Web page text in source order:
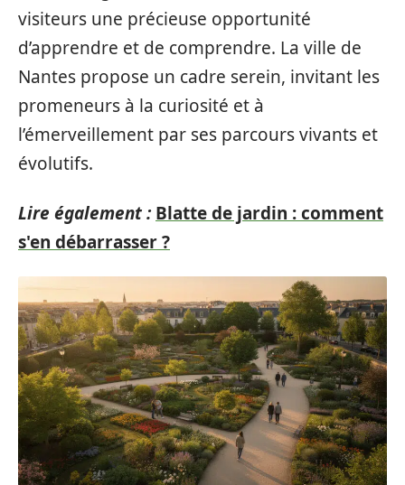
visiteurs une précieuse opportunité
d’apprendre et de comprendre. La ville de
Nantes propose un cadre serein, invitant les
promeneurs à la curiosité et à
l’émerveillement par ses parcours vivants et
évolutifs.
Lire également : Blatte de jardin : comment
s'en débarrasser ?